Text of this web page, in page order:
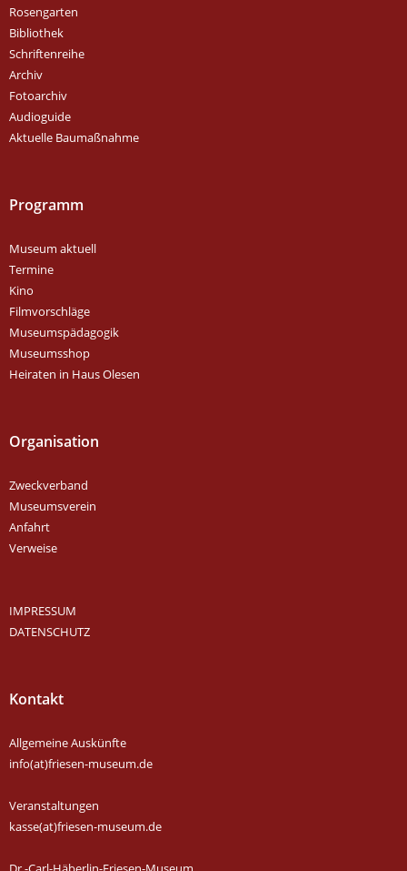
Rosengarten
Bibliothek
Schriftenreihe
Archiv
Fotoarchiv
Audioguide
Aktuelle Baumaßnahme
Programm
Museum aktuell
Termine
Kino
Filmvorschläge
Museumspädagogik
Museumsshop
Heiraten in Haus Olesen
Organisation
Zweckverband
Museumsverein
Anfahrt
Verweise
IMPRESSUM
DATENSCHUTZ
Kontakt
Allgemeine Auskünfte
info(at)friesen-museum.de
Veranstaltungen
kasse(at)friesen-museum.de